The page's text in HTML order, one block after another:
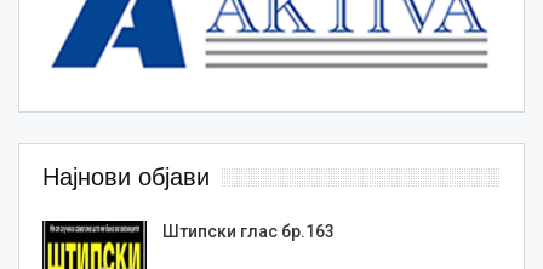
Најнови објави
Штипски глас бр.163